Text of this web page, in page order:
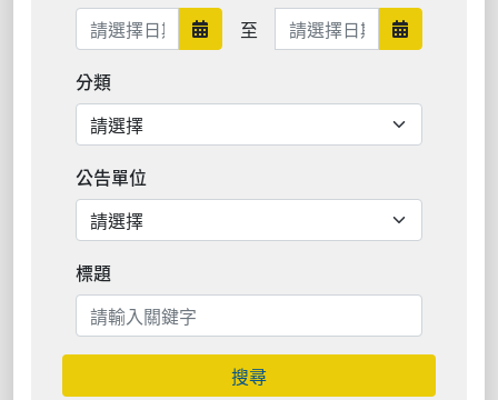
日期範圍開始
至 日期範圍結束 日期範圍
分類
公告單位
標題
搜尋